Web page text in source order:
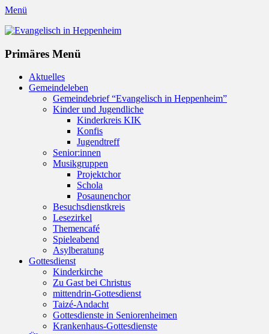
Menü
Evangelisch in Heppenheim
Primäres Menü
Zum
Inhalt
Aktuelles
Gemeindeleben
Gemeindebrief “Evangelisch in Heppenheim”
Kinder und Jugendliche
Kinderkreis KIK
Konfis
Jugendtreff
Senior:innen
Musikgruppen
Projektchor
Schola
Posaunenchor
Besuchsdienstkreis
Lesezirkel
Themencafé
Spieleabend
Asylberatung
Gottesdienst
Kinderkirche
Zu Gast bei Christus
mittendrin-Gottesdienst
Taizé-Andacht
Gottesdienste in Seniorenheimen
Krankenhaus-Gottesdienste